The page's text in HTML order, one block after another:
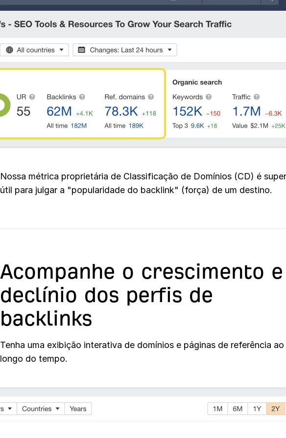
Nossa métrica proprietária de Classificação de Domínios (CD) é super
útil para julgar a "popularidade do backlink" (força) de um destino.
Acompanhe o crescimento e
declínio dos perfis de
backlinks
Tenha uma exibição interativa de domínios e páginas de referência ao
longo do tempo.